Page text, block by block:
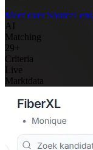
Meer over SourceLens
AI
Matching
29+
Criteria
Live
Marktdata